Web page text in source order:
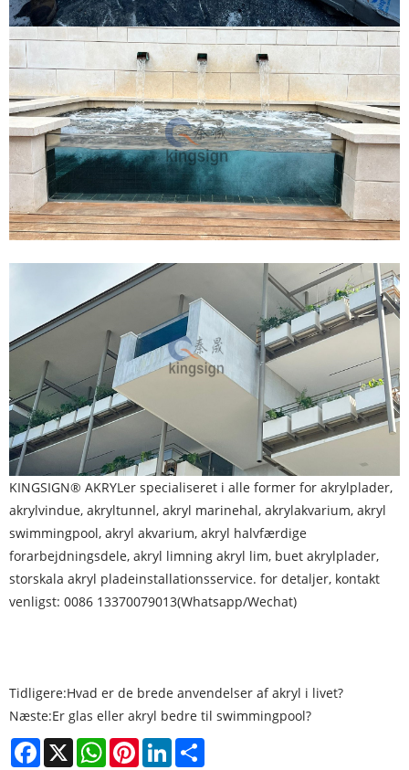
KINGSIGN® AKRYL er specialiseret i alle former for akrylplader,
akrylvindue, akryltunnel, akryl marinehal, akrylakvarium, akryl
swimmingpool, akryl akvarium, akryl halvfærdige
forarbejdningsdele, akryl limning akryl lim, buet akrylplader,
storskala akryl pladeinstallationsservice. for detaljer, kontakt
venligst: 0086 13370079013(Whatsapp/Wechat)
Tidligere:Hvad er de brede anvendelser af akryl i livet?
Næste:Er glas eller akryl bedre til swimmingpool?
Facebook
X WhatsAppPinterestLinkedIn